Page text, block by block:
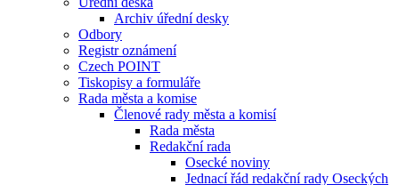
Archiv úřední desky
Odbory
Registr oznámení
Czech POINT
Tiskopisy a formuláře
Rada města a komise
Členové rady města a komisí
Rada města
Redakční rada
Osecké noviny
Jednací řád redakční rady Oseckých